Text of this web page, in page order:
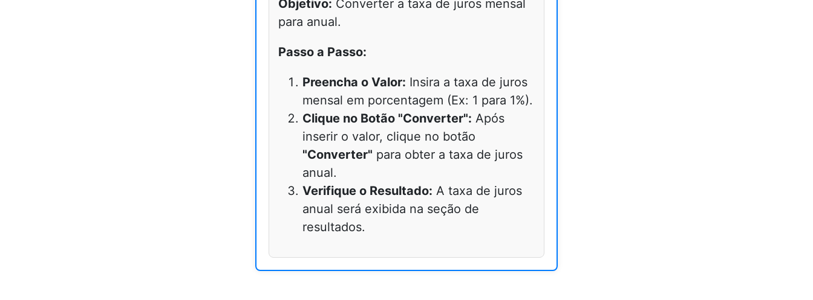
Objetivo: Converter a taxa de juros mensal
para anual.
Passo a Passo:
Preencha o Valor: Insira a taxa de juros
mensal em porcentagem (Ex: 1 para 1%).
Clique no Botão "Converter": Após
inserir o valor, clique no botão
"Converter" para obter a taxa de juros
anual.
Verifique o Resultado: A taxa de juros
anual será exibida na seção de
resultados.